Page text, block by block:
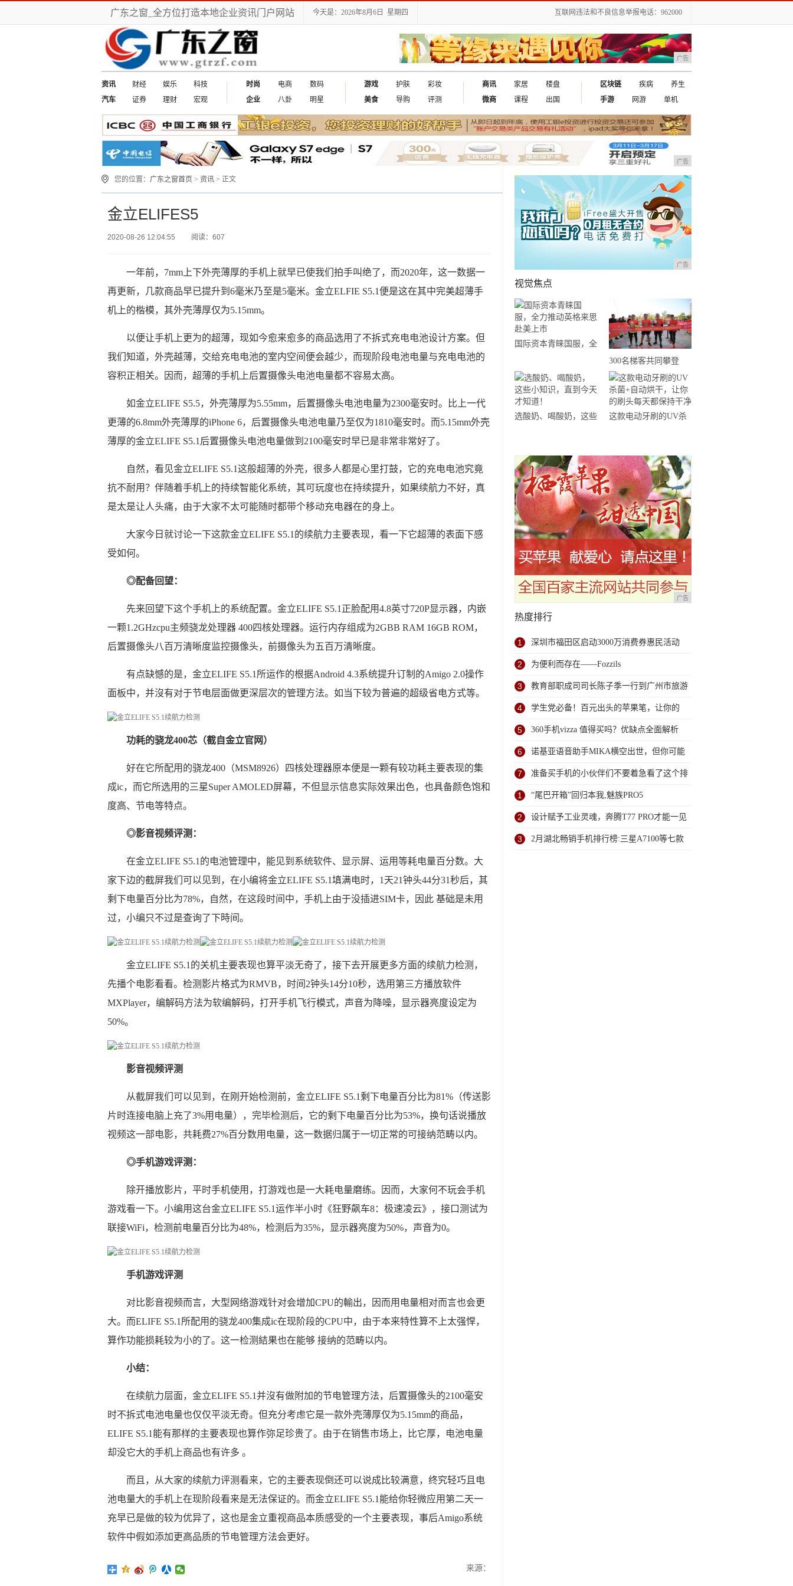
广东之窗_全方位打造本地企业资讯门户网站 今天是：2026年8月6日 星期四 互联网违法和不良信息举报电话：962000
广告
资讯 财经 娱乐
科技
汽车
证券 理财 宏观
时尚 电商
数码
企业
八卦 明星
游戏 护肤
彩妆
美食
导购 评测
商讯 家居
楼盘
微商
课程 出国
区块链 疾病
养生
手游
网游 单机
广告
您的位置： 广东之窗首页 > 资讯 > 正文
金立ELIFES5
2020-08-26 12:04:55 阅读：607
一年前，7mm上下外壳薄厚的手机上就早已使我们拍手叫绝了，而2020年，这一数据一
再更新，几款商品早已提升到6毫米乃至是5毫米。金立ELFIE S5.1便是这在其中完美超薄手
机上的楷模，其外壳薄厚仅为5.15mm。
以便让手机上更为的超薄，现如今愈来愈多的商品选用了不拆式充电电池设计方案。但
我们知道，外壳越薄，交给充电电池的室内空间便会越少，而现阶段电池电量与充电电池的
容积正相关。因而，超薄的手机上后置摄像头电池电量都不容易太高。
如金立ELIFE S5.5，外壳薄厚为5.55mm，后置摄像头电池电量为2300毫安时。比上一代
更薄的6.8mm外壳薄厚的iPhone 6，后置摄像头电池电量乃至仅为1810毫安时。而5.15mm外壳
薄厚的金立ELIFE S5.1后置摄像头电池电量做到2100毫安时早已是非常非常好了。
自然，看见金立ELIFE S5.1这般超薄的外壳，很多人都是心里打鼓，它的充电电池究竟
抗不耐用？伴随着手机上的持续智能化系统，其可玩度也在持续提升，如果续航力不好，真
是太是让人头痛，由于大家不太可能随时都带个移动充电器在的身上。
大家今日就讨论一下这款金立ELIFE S5.1的续航力主要表现，看一下它超薄的表面下感
受如何。
◎配备回望：
先来回望下这个手机上的系统配置。金立ELIFE S5.1正脸配用4.8英寸720P显示器，内嵌
一颗1.2GHzcpu主频骁龙处理器 400四核处理器。运行内存组成为2GBB RAM 16GB ROM，
后置摄像头八百万清晰度监控摄像头，前摄像头为五百万清晰度。
有点缺憾的是，金立ELIFE S5.1所运作的根据Android 4.3系统提升订制的Amigo 2.0操作
面板中，并沒有对于节电层面做更深层次的管理方法。如当下较为普遍的超级省电方式等。
功耗的骁龙400芯（截自金立官网）
好在它所配用的骁龙400（MSM8926）四核处理器原本便是一颗有较功耗主要表现的集
成ic，而它所选用的三星Super AMOLED屏幕，不但显示信息实际效果出色，也具备颜色饱和
度高、节电等特点。
◎影音视频评测：
在金立ELIFE S5.1的电池管理中，能见到系统软件、显示屏、运用等耗电量百分数。大
家下边的截屏我们可以见到，在小编将金立ELIFE S5.1填满电时，1天21钟头44分31秒后，其
剩下电量百分比为78%，自然，在这段时间中，手机上由于没插进SIM卡，因此 基础是未用
过，小编只不过是查询了下時间。
金立ELIFE S5.1的关机主要表现也算平淡无奇了，接下去开展更多方面的续航力检测，
先播个电影看看。检测影片格式为RMVB，时间2钟头14分10秒，选用第三方播放软件
MXPlayer，编解码方法为软编解码，打开手机飞行模式，声音为降噪，显示器亮度设定为
50%。
影音视频评测
从截屏我们可以见到，在刚开始检测前，金立ELIFE S5.1剩下电量百分比为81%（传送影
片时连接电脑上充了3%用电量），完毕检测后，它的剩下电量百分比为53%，换句话说播放
视频这一部电影，共耗费27%百分数用电量，这一数据归属于一切正常的可接纳范畴以内。
◎手机游戏评测：
除开播放影片，平时手机使用，打游戏也是一大耗电量磨练。因而，大家何不玩会手机
游戏看一下。小编用这台金立ELIFE S5.1运作半小时《狂野飙车8：极速凌云》，接口测试为
联接WiFi，检测前电量百分比为48%，检测后为35%，显示器亮度为50%，声音为0。
手机游戏评测
对比影音视频而言，大型网络游戏针对会增加CPU的輸出，因而用电量相对而言也会更
大。而ELIFE S5.1所配用的骁龙400集成ic在现阶段的CPU中，由于本来特性算不上太强悍，
算作功能损耗较为小的了。这一检测結果也在能够 接纳的范畴以内。
小结：
在续航力层面，金立ELIFE S5.1并沒有做附加的节电管理方法，后置摄像头的2100毫安
时不拆式电池电量也仅仅平淡无奇。但充分考虑它是一款外壳薄厚仅为5.15mm的商品，
ELIFE S5.1能有那样的主要表现也算作弥足珍贵了。由于在销售市场上，比它厚，电池电量
却没它大的手机上商品也有许多 。
而且，从大家的续航力评测看来，它的主要表现倒还可以说成比较满意，终究轻巧且电
池电量大的手机上在现阶段看来是无法保证的。而金立ELIFE S5.1能给你轻微应用第二天一
充早已是做的较为优异了，这也是金立重视商品本质感受的一个主要表现，事后Amigo系统
软件中假如添加更高品质的节电管理方法会更好。
来源：
广告
视觉焦点
国际资本青睐国服，全
市
300名梯客共同攀登
2019国际垂直马拉松超
级精英赛顺德海骏达中
心站欢乐开跑
选酸奶、喝酸奶，这些
这款电动牙刷的UV杀
广告
热度排行
1 深圳市福田区启动3000万消费券惠民活动
2 为便利而存在——Fozzils
3 教育部职成司司长陈子季一行到广州市旅游
商务职业学校考察调研
4 学生党必备！百元出头的苹果笔，让你的
iPad成为学习神器
5 360手机vizza 值得买吗？优缺点全面解析
6 诺基亚语音助手MIKA横空出世，但你可能
用不上！
7 准备买手机的小伙伴们不要着急看了这个排
行榜再决定买哪款手机吧
1 “尾巴开箱”回归本我,魅族PRO5
2 设计赋予工业灵魂，奔腾T77 PRO才能一见
倾心
3 2月湖北畅销手机排行榜:三星A7100等七款